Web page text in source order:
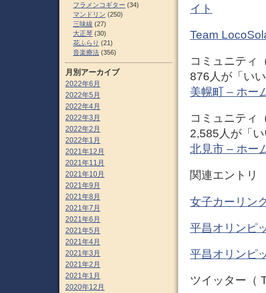
イト
Team
コミュニティ
876人が「い
美幌町 – ホー
コミュニティ
2,585人が「
北見市 – ホー
関連エントリ
女子カーリン
平昌オリンピ
平昌オリンピ
ツイッター（
フラメンコギター (34)
マンドリン (250)
三味線 (27)
大正琴 (30)
花ふらり (21)
音楽療法 (356)
月別アーカイブ
2022年6月
2022年5月
2022年4月
2022年3月
2022年2月
2022年1月
2021年12月
2021年11月
2021年10月
2021年9月
2021年8月
2021年7月
2021年6月
2021年5月
2021年4月
2021年3月
2021年2月
2021年1月
2020年12月